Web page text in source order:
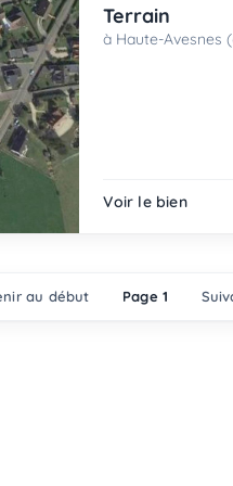
Terrain
à Haute-Avesnes
Voir le bien
au début Page 1